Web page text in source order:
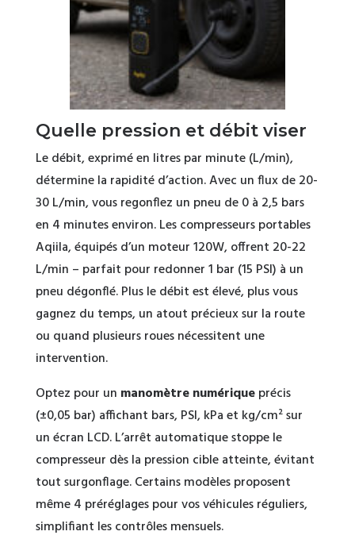
Quelle pression et débit viser
Le débit, exprimé en litres par minute (L/min),
détermine la rapidité d’action. Avec un flux de 20-
30 L/min, vous regonflez un pneu de 0 à 2,5 bars
en 4 minutes environ. Les compresseurs portables
Aqiila, équipés d’un moteur 120W, offrent 20-22
L/min – parfait pour redonner 1 bar (15 PSI) à un
pneu dégonflé. Plus le débit est élevé, plus vous
gagnez du temps, un atout précieux sur la route
ou quand plusieurs roues nécessitent une
intervention.
Optez pour un manomètre numériqueprécis
(±0,05 bar) affichant bars, PSI, kPa et kg/cm² sur
un écran LCD. L’arrêt automatique stoppe le
compresseur dès la pression cible atteinte, évitant
tout surgonflage. Certains modèles proposent
même 4 préréglages pour vos véhicules réguliers,
simplifiant les contrôles mensuels.